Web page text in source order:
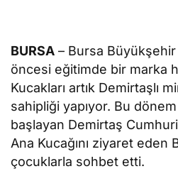
BURSA – Bursa
öncesi eğitimde bir marka
Kucakları artık Demirtaşlı
sahipliği yapıyor. Bu
başlayan Demirtaş
Ana Kucağını ziyaret eden
çocuklarla sohbet etti.